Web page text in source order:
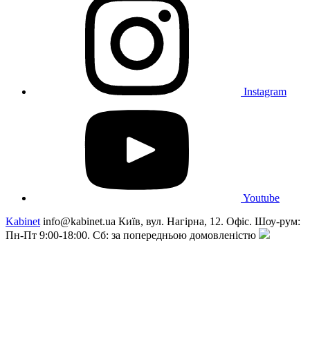
Instagram
Youtube
Kabinet info@kabinet.ua Київ, вул. Нагірна, 12. Офіс. Шоу-рум:
Пн-Пт 9:00-18:00. Сб: за попередньою домовленістю